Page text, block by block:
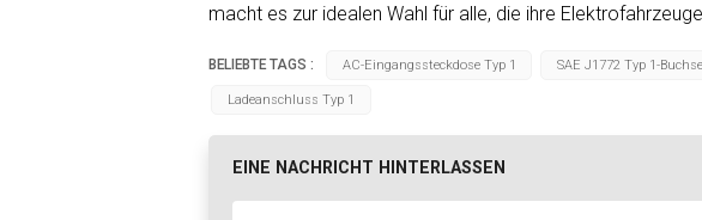
macht es zur idealen Wahl für alle, die ihre
BELIEBTE TAGS : AC-Eingangssteckdose Typ 1 SAE J1772 Typ 1-Buchse
Ladeanschluss Typ 1
EINE NACHRICHT HINTERLASSEN